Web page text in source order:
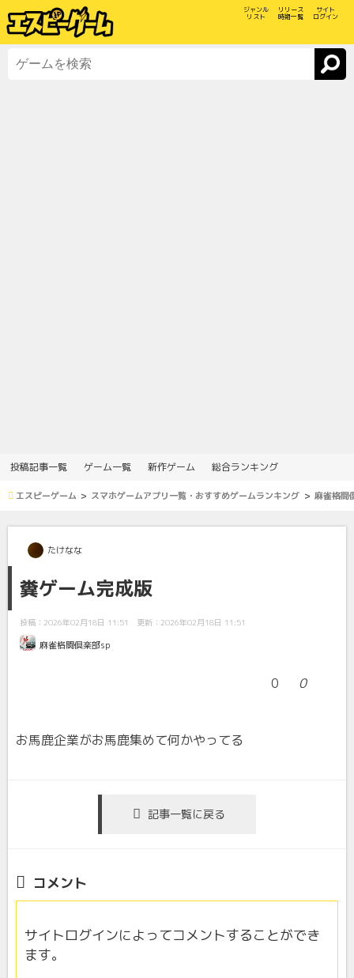
ジャンル
リスト
リリース
時期一覧
サイト
ログイン
投稿記事一覧 ゲーム一覧 新作ゲーム 総合ランキング
エスピーゲーム スマホゲームアプリ一覧・おすすめゲームランキング 麻雀格闘
たけなな
糞ゲーム完成版
投稿：2026年02月18日 11:51 更新：2026年02月18日 11:51
麻雀格闘倶楽部sp
0 0
お馬鹿企業がお馬鹿集めて何かやってる
記事一覧に戻る
コメント
サイトログインによってコメントすることができ
ます。